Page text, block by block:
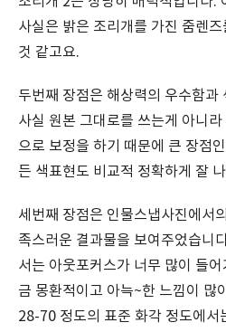
사실은 밝은 조리개를 가진 줌렌
것 같고요.
두번째 장점은 해상력의 우수함과
사실 원본 그대로를 쓰는게 아니
으로 보정을 하기 때문에 큰 장점
든 색표현도 비교적 정확하게 잘
세번째 장점은 인물스냅사진에서
족스러운 결과물을 보여주었습니
서는 아웃포커스가 너무 많이 들
금 몽환적이고 아늑~한 느낌이 많
28-70 정도의 표준 화각 정도에서